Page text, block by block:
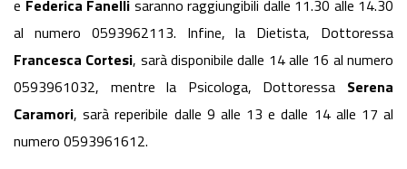
e Federica Fanelli saranno raggiungibili dalle 11.30 alle 14.30
al numero 0593962113. Infine, la Dietista, Dottoressa
Francesca Cortesi, sarà disponibile dalle 14 alle 16 al numero
0593961032, mentre la Psicologa, Dottoressa Serena
Caramori, sarà reperibile dalle 9 alle 13 e dalle 14 alle 17 al
numero 0593961612.